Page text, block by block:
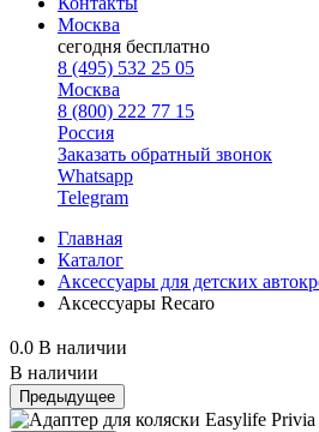
Москва
сегодня бесплатно
8 (495) 532 25 05
Москва
8 (800) 222 77 15
Россия
Заказать обратный звонок
Whatsapp
Telegram
Главная
Каталог
Аксессуары для детских
Аксессуары Recaro
0.0 В наличии
В наличии
Предыдущее